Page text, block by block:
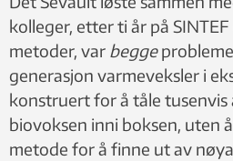
kolleger, etter ti år på
metoder, var begge
generasjon varmeveksler i
konstruert for å tåle tusenvis
biovoksen inni boksen, uten
metode for å finne ut av